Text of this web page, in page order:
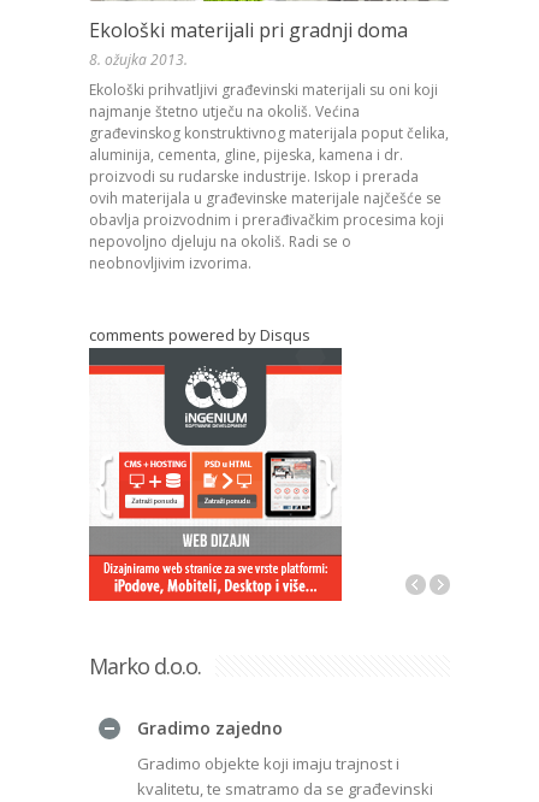
Ekološki materijali pri gradnji doma
8. ožujka 2013.
Ekološki prihvatljivi građevinski materijali su oni koji
najmanje štetno utječu na okoliš. Većina
građevinskog konstruktivnog materijala poput čelika,
aluminija, cementa, gline, pijeska, kamena i dr.
proizvodi su rudarske industrije. Iskop i prerada
ovih materijala u građevinske materijale najčešće se
obavlja proizvodnim i prerađivačkim procesima koji
nepovoljno djeluju na okoliš. Radi se o
neobnovljivim izvorima.
comments powered byDisqus
Marko d.o.o.
Gradimo zajedno
Gradimo objekte koji imaju trajnost i
kvalitetu, te smatramo da se građevinski